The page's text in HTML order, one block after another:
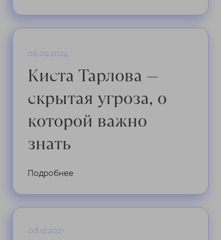
06.09.2024
Киста Тарлова —
скрытая угроза, о
которой важно
знать
Подробнее
08.12.2021
online
Свяжитесь с нами через любой удобный
мессенджер!